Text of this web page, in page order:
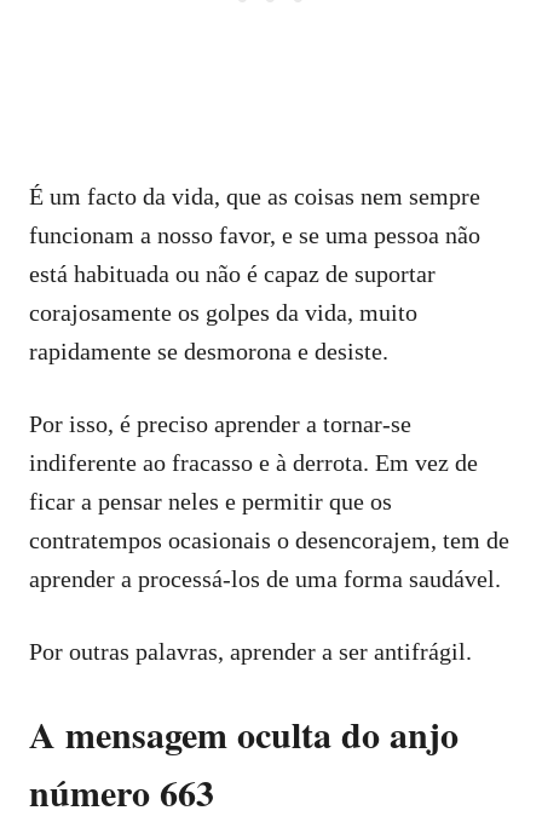
É um facto da vida, que as coisas nem sempre
funcionam a nosso favor, e se uma pessoa não
está habituada ou não é capaz de suportar
corajosamente os golpes da vida, muito
rapidamente se desmorona e desiste.
Por isso, é preciso aprender a tornar-se
indiferente ao fracasso e à derrota. Em vez de
ficar a pensar neles e permitir que os
contratempos ocasionais o desencorajem, tem de
aprender a processá-los de uma forma saudável.
Por outras palavras, aprender a ser antifrágil.
A mensagem oculta do anjo
número 663